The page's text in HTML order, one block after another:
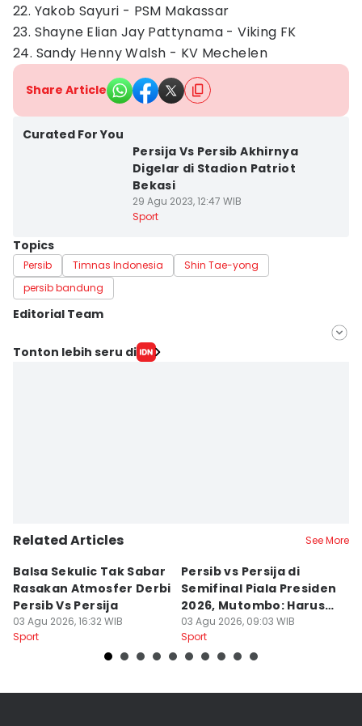
22. Yakob Sayuri - PSM Makassar
23. Shayne Elian Jay Pattynama - Viking FK
24. Sandy Henny Walsh - KV Mechelen
Share Article
Curated For You
Persija Vs Persib Akhirnya
Digelar di Stadion Patriot
Bekasi
29 Agu 2023, 12:47 WIB
Sport
Topics
Persib Timnas Indonesia
Shin Tae-yong
persib bandung
Editorial Team
Editor
Tonton lebih seru di
Related Articles See More
Balsa Sekulic Tak Sabar
Rasakan Atmosfer Derbi
Persib Vs Persija
03 Agu 2026, 16:32 WIB
Sport
Persib vs Persija di
Semifinal Piala Presiden
2026, Mutombo: Harus
Menang
03 Agu 2026, 09:03 WIB
Sport